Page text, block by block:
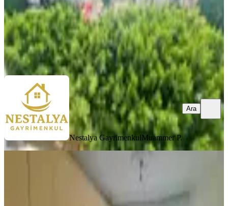
Nestalya Gayrimenkul Muammer P.
Ara
Nestalya GayrimenkulMuammer P.
Ara
Özdilek Avm Ve Tramvay Yakınında
3+1 Geniş Kiralık Daire
Kepez, Fabrikalar Mahallesi